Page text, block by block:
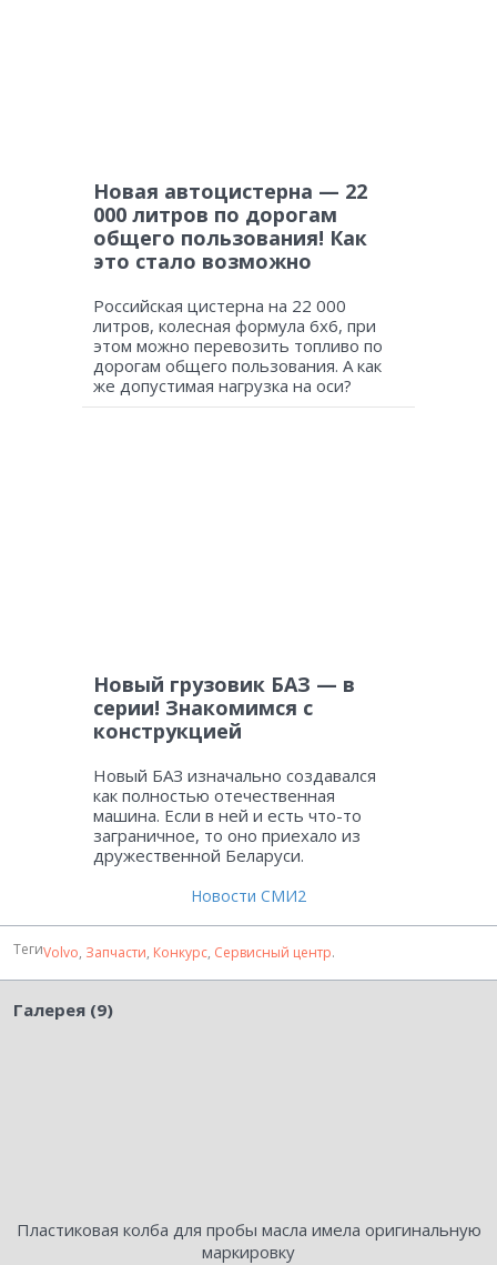
Новая автоцистерна — 22
000 литров по дорогам
общего пользования! Как
это стало возможно
Российская цистерна на 22 000
литров, колесная формула 6х6, при
этом можно перевозить топливо по
дорогам общего пользования. А как
же допустимая нагрузка на оси?
Новый грузовик БАЗ — в
серии! Знакомимся с
конструкцией
Новый БАЗ изначально создавался
как полностью отечественная
машина. Если в ней и есть что-то
заграничное, то оно приехало из
дружественной Беларуси.
Новости СМИ2
ТегиVolvo, Запчасти, Конкурс, Сервисный центр.
Галерея (9)
Пластиковая колба для пробы масла имела оригинальную
маркировку